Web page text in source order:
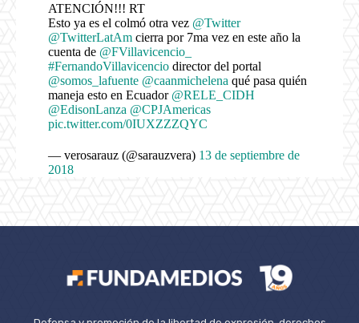
ATENCIÓN!!! RT
Esto ya es el colmó otra vez @Twitter
@TwitterLatAm cierra por 7ma vez en este año la
cuenta de @FVillavicencio_
#FernandoVillavicencio director del portal
@somos_lafuente @caanmichelena qué pasa quién
maneja esto en Ecuador @RELE_CIDH
@EdisonLanza @CPJAmericas
pic.twitter.com/0IUXZZZQYC
— verosarauz (@sarauzvera) 13 de septiembre de
2018